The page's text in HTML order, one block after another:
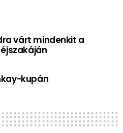
várt mindenkit a
kupán